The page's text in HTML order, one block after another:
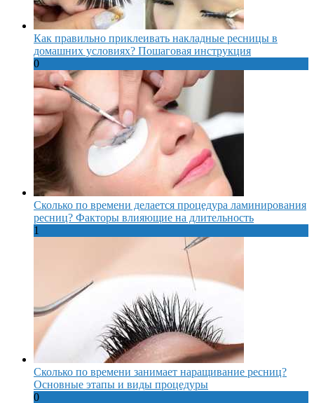
Как правильно приклеивать накладные ресницы в
домашних условиях? Пошаговая инструкция
0
Сколько по времени делается процедура ламинирования
ресниц? Факторы влияющие на длительность
1
Сколько по времени занимает наращивание ресниц?
Основные этапы и виды процедуры
0